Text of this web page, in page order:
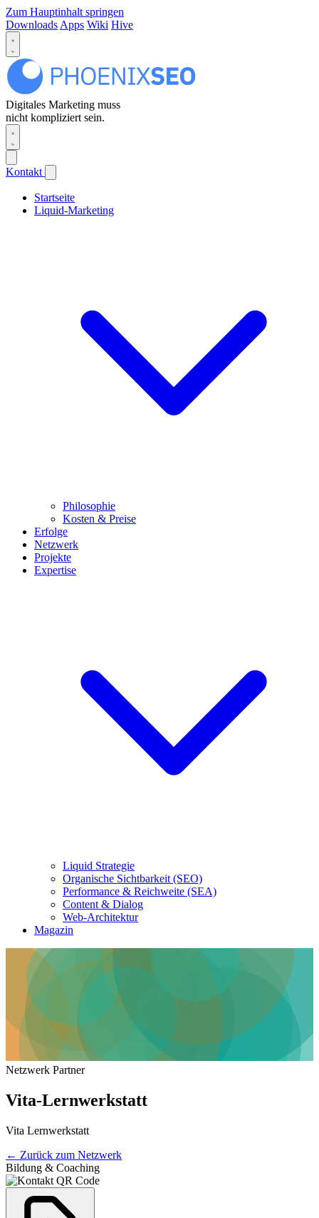
Zum Hauptinhalt springen
Downloads Apps Wiki Hive
Digitales Marketing muss
nicht kompliziert sein.
Kontakt
Startseite
Liquid-Marketing
Philosophie
Kosten & Preise
Erfolge
Netzwerk
Projekte
Expertise
Liquid Strategie
Organische Sichtbarkeit (SEO)
Performance & Reichweite (SEA)
Content & Dialog
Web-Architektur
Magazin
Netzwerk Partner
Vita-Lernwerkstatt
Vita Lernwerkstatt
← Zurück zum Netzwerk
Bildung & Coaching